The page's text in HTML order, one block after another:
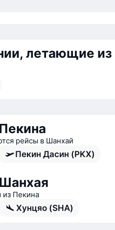
летающие из
рейсы в Шанхай
Пекин Дасин (PKX)
Пекина
Хунцяо (SHA)